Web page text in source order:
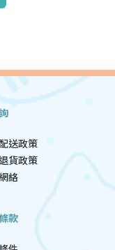
送政策
貨政策
絡
款